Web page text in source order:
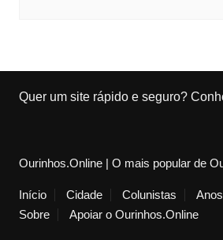
Quer um site rápido e seguro?
Ourinhos.Online | O mais popular de
Início Cidade Colunistas
Sobre
Apoiar o Ourinhos.Online